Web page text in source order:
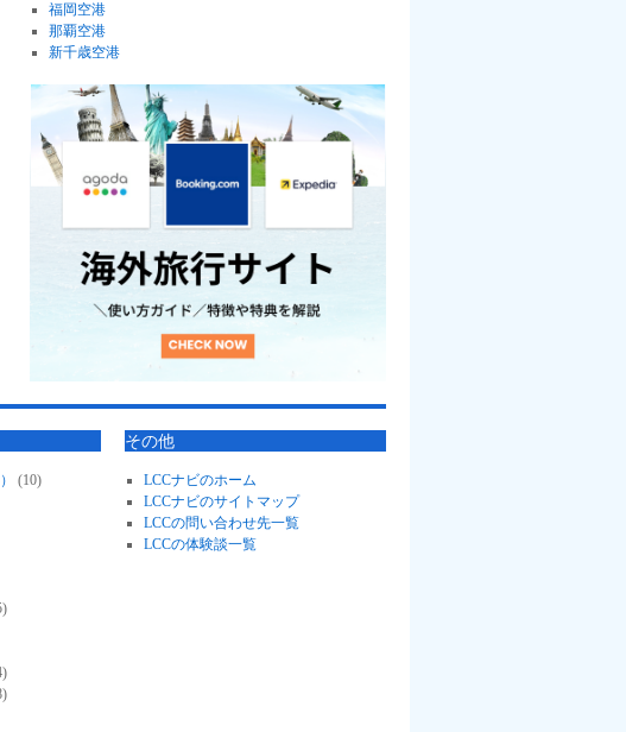
福岡空港
那覇空港
新千歳空港
(10)
その他
LCCナビのホーム
LCCナビのサイトマップ
LCCの問い合わせ先一覧
LCCの体験談一覧